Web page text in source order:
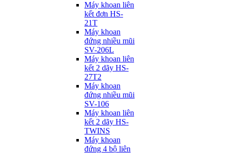
Máy khoan liên
kết đơn HS-
21T
Máy khoan
đứng nhiều mũi
SV-206L
Máy khoan liên
kết 2 dãy HS-
27T2
Máy khoan
đứng nhiều mũi
SV-106
Máy khoan liên
kết 2 dãy HS-
TWINS
Máy khoan
đứng 4 bộ liên